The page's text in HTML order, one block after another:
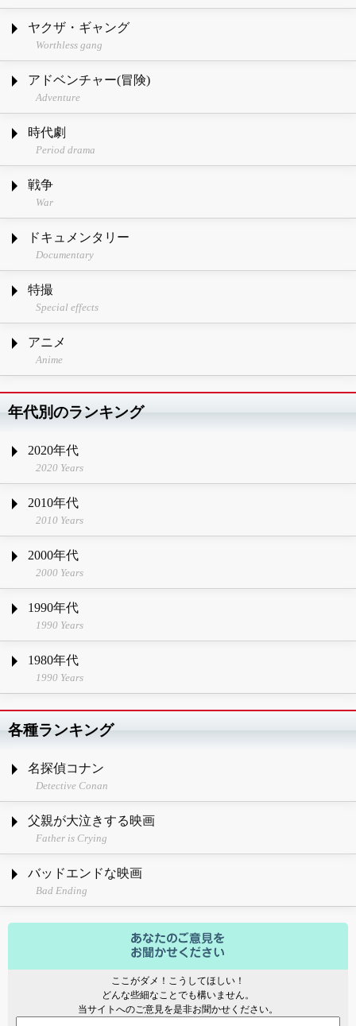
ヤクザ・ギャング
Worthless gang
アドベンチャー(冒険)
Adventure
時代劇
Period drama
戦争
War
ドキュメンタリー
Documentary
特撮
Special effects
アニメ
Anime
年代別のランキング
2020年代
2020 Years
2010年代
2010 Years
2000年代
2000 Years
1990年代
1990 Years
1980年代
1990 Years
各種ランキング
名探偵コナン
Detective Conan
父親が大泣きする映画
Father is Crying
バッドエンドな映画
Bad Ending
ここがダメ！こうしてほしい！
どんな些細なことでも構いません。
当サイトへのご意見を是非お聞かせください。